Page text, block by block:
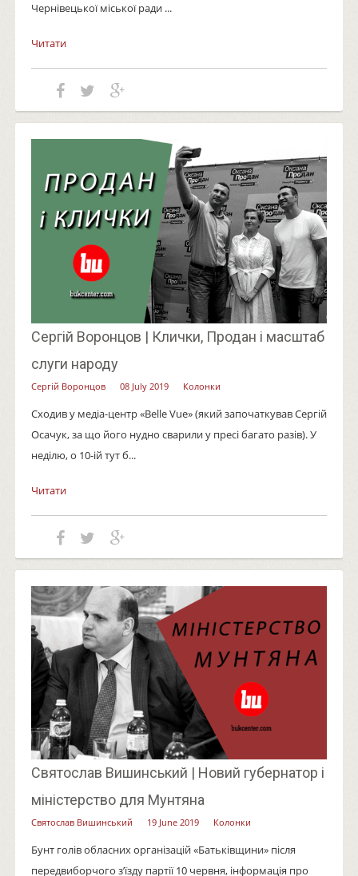
Чернівецької міської ради ...
Читати
Сергій Воронцов | Клички, Продан і масштаб
слуги народу
Сергій Воронцов 08 July 2019 Колонки
Сходив у медіа-центр «Belle Vue» (який започаткував Сергій
Осачук, за що його нудно сварили у пресі багато разів). У
неділю, о 10-ій тут б...
Читати
Святослав Вишинський | Новий губернатор і
міністерство для Мунтяна
Святослав Вишинський 19 June 2019 Колонки
Бунт голів обласних організацій «Батьківщини» після
передвиборчого з’їзду партії 10 червня, інформація про